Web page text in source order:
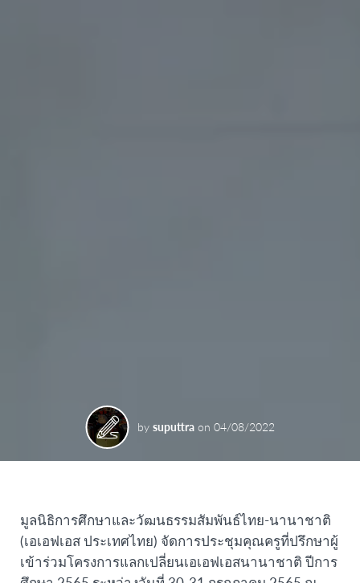
by suputtra on 04/08/2022
มูลนิธิการศึกษาและวัฒนธรรมสัมพันธ์ไทย-นานาชาติ
(เอเอฟเอส ประเทศไทย) จัดการประชุมคุณครูที่ปรึกษาผู้
เข้าร่วมโครงการแลกเปลี่ยนเอเอฟเอสนานาชาติ ปีการ